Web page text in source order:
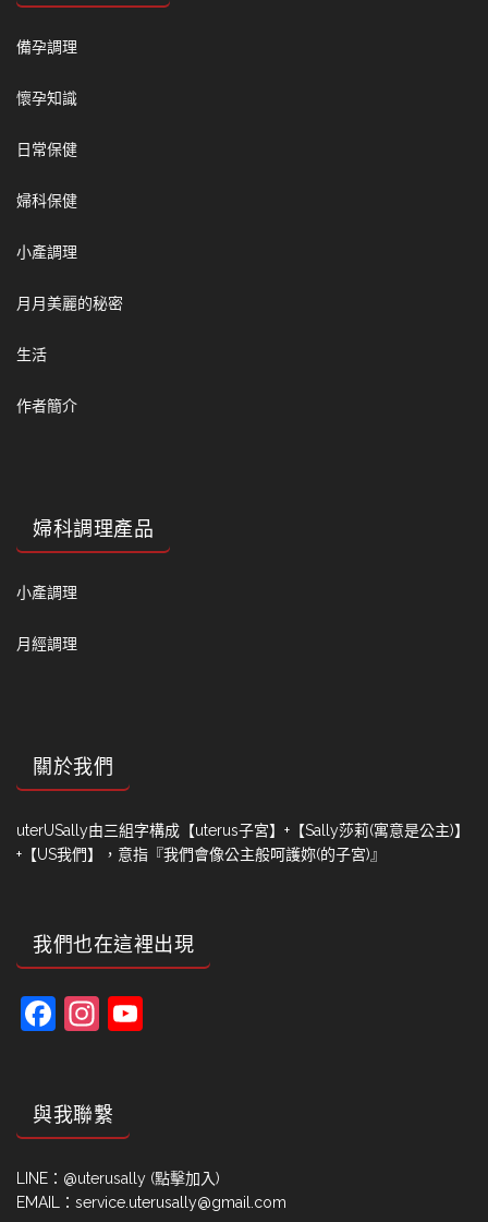
備孕調理
懷孕知識
日常保健
婦科保健
小產調理
月月美麗的秘密
生活
作者簡介
婦科調理產品
小產調理
月經調理
關於我們
uterUSally由三組字構成【uterus子宮】+【Sally莎莉(寓意是公主)】
+【US我們】，意指『我們會像公主般呵護妳(的子宮)』
我們也在這裡出現
Facebook
Instagram
與我聯繫
LINE： @uterusally (點擊加入)
EMAIL：service.uterusally@gmail.com